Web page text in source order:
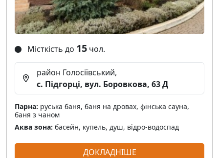
Місткість до 15 чол.
район Голосіївський,
с. Підгорці, вул. Боровкова, 63 Д
Парна: руська баня, баня на дровах, фінська сауна,
баня з чаном
Аква зона: басейн, купель, душ, відро-водоспад
ДОКЛАДНІШЕ